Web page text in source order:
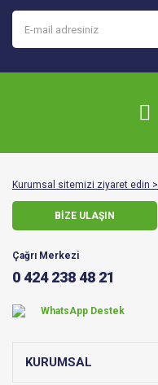
Kurumsal sitemizi ziyaret edin >
BİZE ULAŞIN
Çağrı Merkezi
0 424 238 48 21
WhatsApp Destek
KURUMSAL